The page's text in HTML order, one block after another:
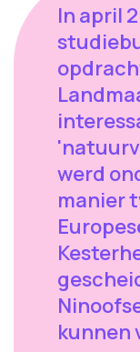
In april
werd
manier
kunnen